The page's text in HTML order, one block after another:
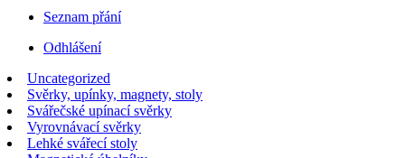
Seznam přání
Odhlášení
Uncategorized
Svěrky, upínky, magnety, stoly
Svářečské upínací svěrky
Vyrovnávací svěrky
Lehké svářecí stoly